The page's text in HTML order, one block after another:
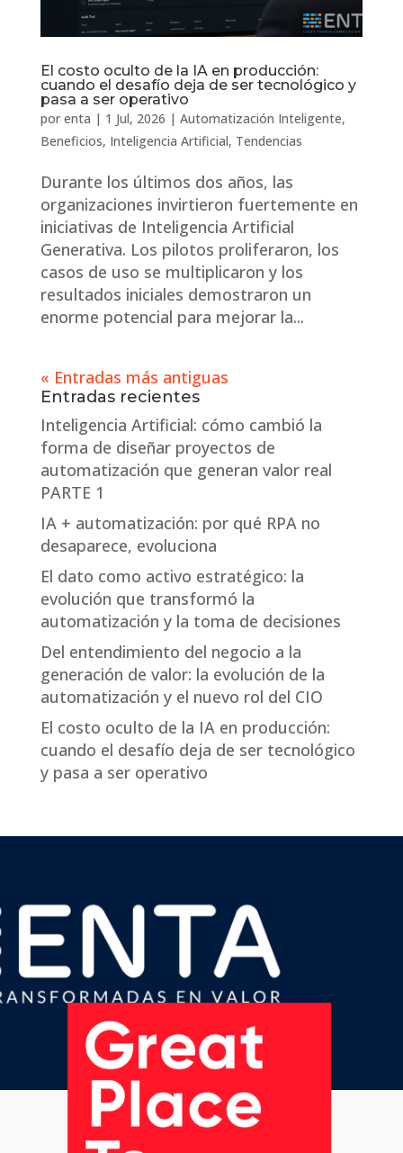
El costo oculto de la IA en producción:
cuando el desafío deja de ser tecnológico y
pasa a ser operativo
por enta | 1 Jul, 2026 | Automatización Inteligente,
Beneficios, Inteligencia Artificial, Tendencias
Durante los últimos dos años, las
organizaciones invirtieron fuertemente en
iniciativas de Inteligencia Artificial
Generativa. Los pilotos proliferaron, los
casos de uso se multiplicaron y los
resultados iniciales demostraron un
enorme potencial para mejorar la...
« Entradas más antiguas
Entradas recientes
Inteligencia Artificial: cómo cambió la
forma de diseñar proyectos de
automatización que generan valor real
PARTE 1
IA + automatización: por qué RPA no
desaparece, evoluciona
El dato como activo estratégico: la
evolución que transformó la
automatización y la toma de decisiones
Del entendimiento del negocio a la
generación de valor: la evolución de la
automatización y el nuevo rol del CIO
El costo oculto de la IA en producción:
cuando el desafío deja de ser tecnológico
y pasa a ser operativo